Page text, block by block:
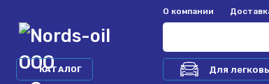
О компании
КАТАЛОГ Для